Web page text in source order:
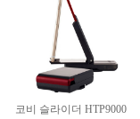
코비 슬라이더 HTP9000